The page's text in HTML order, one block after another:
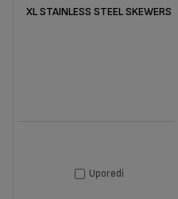
XL STAINLESS STEEL SKEWERS
Uporedi